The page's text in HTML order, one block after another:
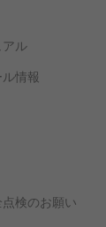
アル
情報
検のお願い